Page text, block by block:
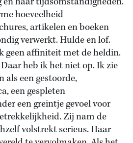
hoeveelheid
artikelen en boeken
verwerkt. Hulde en lof.
geen affiniteit met de heldin.
heb ik het niet op. Ik zie
als een gestoorde,
een gespleten
een greintje gevoel voor
Zij nam de
volstrekt serieus. Haar